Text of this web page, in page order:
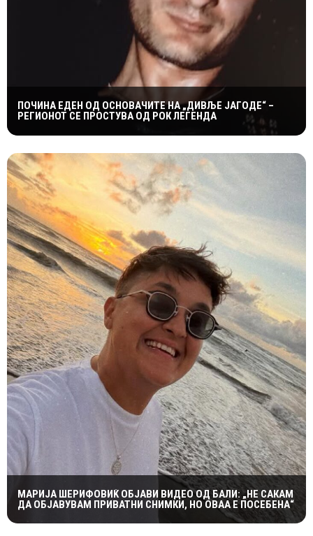
ПОЧИНА ЕДЕН ОД ОСНОВАЧИТЕ НА „ДИВЉЕ ЈАГОДЕ“ –
РЕГИОНОТ СЕ ПРОСТУВА ОД РОК ЛЕГЕНДА
МАРИЈА ШЕРИФОВИЌ ОБЈАВИ ВИДЕО ОД БАЛИ: „НЕ САКАМ
ДА ОБЈАВУВАМ ПРИВАТНИ СНИМКИ, НО ОВАА Е ПОСЕБЕНА“